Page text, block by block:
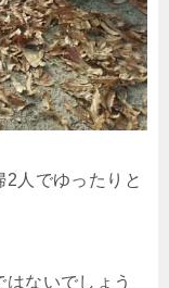
人でゆったりと
ないでしょう